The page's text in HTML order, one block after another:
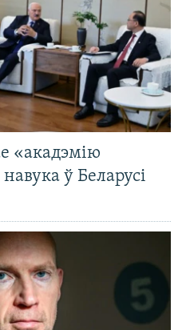
«акадэмію
ў Беларусі